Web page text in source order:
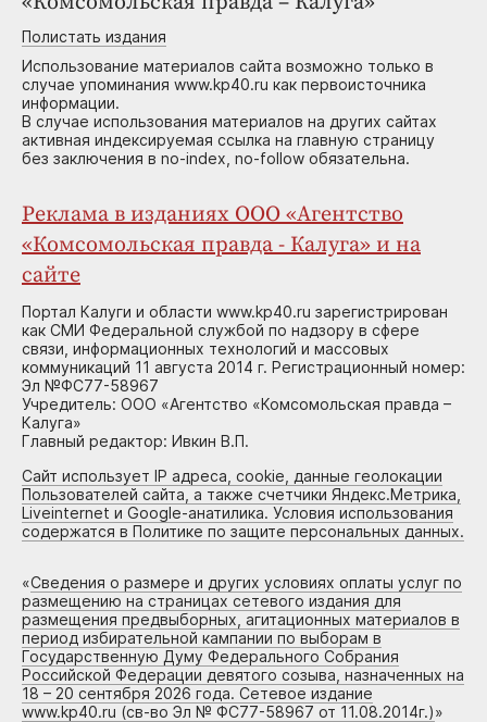
Полистать издания
Использование материалов сайта возможно только в
случае упоминания www.kp40.ru как первоисточника
информации.
В случае использования материалов на других сайтах
активная индексируемая ссылка на главную страницу
без заключения в no-index, no-follow обязательна.
Реклама в изданиях ООО «Агентство
«Комсомольская правда - Калуга» и на
сайте
Портал Калуги и области www.kp40.ru зарегистрирован
как СМИ Федеральной службой по надзору в сфере
связи, информационных технологий и массовых
коммуникаций 11 августа 2014 г. Регистрационный номер:
Эл №ФС77-58967
Учредитель: ООО «Агентство «Комсомольская правда –
Калуга»
Главный редактор: Ивкин В.П.
Сайт использует IP адреса, cookie, данные геолокации
Пользователей сайта, а также счетчики Яндекс.Метрика,
Liveinternet и Google-анатилика. Условия использования
содержатся в Политике по защите персональных данных.
«Сведения о размере и других условиях оплаты услуг по
размещению на страницах сетевого издания для
размещения предвыборных, агитационных материалов в
период избирательной кампании по выборам в
Государственную Думу Федерального Собрания
Российской Федерации девятого созыва, назначенных на
18 – 20 сентября 2026 года. Сетевое издание
www.kp40.ru (св-во Эл № ФС77-58967 от 11.08.2014г.)»